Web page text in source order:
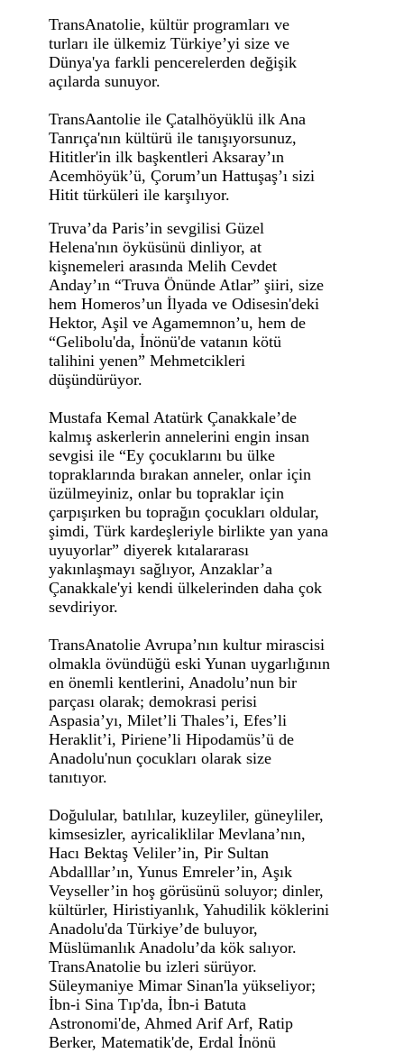
TransAnatolie, kültür programları ve
turları ile ülkemiz Türkiye’yi size ve
Dünya'ya farkli pencerelerden değişik
açılarda sunuyor.
TransAantolie ile Çatalhöyüklü ilk Ana
Tanrıça'nın kültürü ile tanışıyorsunuz,
Hititler'in ilk başkentleri Aksaray’ın
Acemhöyük’ü, Çorum’un Hattuşaş’ı sizi
Hitit türküleri ile karşılıyor.
Truva’da Paris’in sevgilisi Güzel
Helena'nın öyküsünü dinliyor, at
kişnemeleri arasında Melih Cevdet
Anday’ın “Truva Önünde Atlar” şiiri, size
hem Homeros’un İlyada ve Odisesin'deki
Hektor, Aşil ve Agamemnon’u, hem de
“Gelibolu'da, İnönü'de vatanın kötü
talihini yenen” Mehmetcikleri
düşündürüyor.
Mustafa Kemal Atatürk Çanakkale’de
kalmış askerlerin annelerini engin insan
sevgisi ile “Ey çocuklarını bu ülke
topraklarında bırakan anneler, onlar için
üzülmeyiniz, onlar bu topraklar için
çarpışırken bu toprağın çocukları oldular,
şimdi, Türk kardeşleriyle birlikte yan yana
uyuyorlar” diyerek kıtalararası
yakınlaşmayı sağlıyor, Anzaklar’a
Çanakkale'yi kendi ülkelerinden daha çok
sevdiriyor.
TransAnatolie Avrupa’nın kultur mirascisi
olmakla övündüğü eski Yunan uygarlığının
en önemli kentlerini, Anadolu’nun bir
parçası olarak; demokrasi perisi
Aspasia’yı, Milet’li Thales’i, Efes’li
Heraklit’i, Piriene’li Hipodamüs’ü de
Anadolu'nun çocukları olarak size
tanıtıyor.
Doğulular, batılılar, kuzeyliler, güneyliler,
kimsesizler, ayricaliklilar Mevlana’nın,
Hacı Bektaş Veliler’in, Pir Sultan
Abdalllar’ın, Yunus Emreler’in, Aşık
Veyseller’in hoş görüsünü soluyor; dinler,
kültürler, Hiristiyanlık, Yahudilik köklerini
Anadolu'da Türkiye’de buluyor,
Müslümanlık Anadolu’da kök salıyor.
TransAnatolie bu izleri sürüyor.
Süleymaniye Mimar Sinan'la yükseliyor;
İbn-i Sina Tıp'da, İbn-i Batuta
Astronomi'de, Ahmed Arif Arf, Ratip
Berker, Matematik'de, Erdal İnönü